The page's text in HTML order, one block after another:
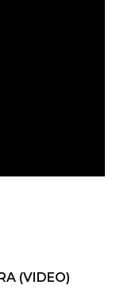
(VIDEO)